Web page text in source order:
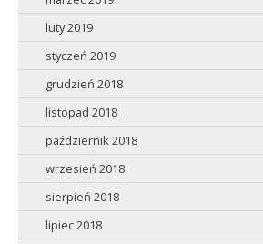
luty 2019
styczeń 2019
grudzień 2018
listopad 2018
październik 2018
wrzesień 2018
sierpień 2018
lipiec 2018